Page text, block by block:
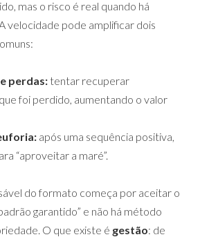
mas o risco é real quando há
velocidade pode amplificar dois
perdas: tentar recuperar
foi perdido, aumentando o valor
após uma sequência positiva,
“aproveitar a maré”.
do formato começa por aceitar o
garantido” e não há método
O que existe é gestão: de